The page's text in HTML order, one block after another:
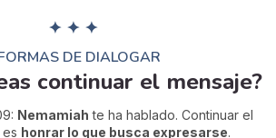
✦ ✦ ✦
DE DIALOGAR
continuar el mensaje?
Nemamiah te ha hablado. Continuar el
honrar lo que busca expresarse.